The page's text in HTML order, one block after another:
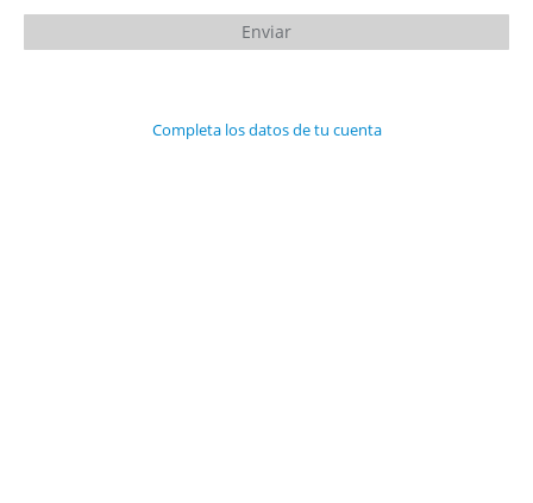
Completa los datos de tu cuenta